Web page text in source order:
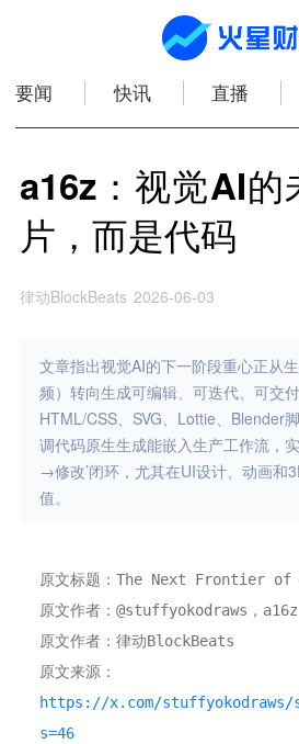
要闻 快讯 直播
a16z：视觉AI的
片，而是代码
律动BlockBeats 2026-06-03
文章指出视觉AI的下一阶段重心正从
频）转向生成可编辑、可迭代、可交
HTML/CSS、SVG、Lottie、Blender
调代码原生生成能嵌入生产工作流，
→修改’闭环，尤其在UI设计、动画和
值。
原文标题：The Next Frontier
原文作者：@stuffyokodraws，
原文作者：律动BlockBeats
原文来源：
https://x.com/stuffyokodraws/
s=46